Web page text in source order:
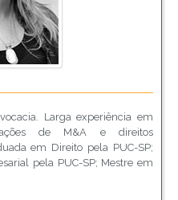
Larga experiência em
de M&A e direitos
em Direito pela PUC-SP;
pela PUC-SP; Mestre em
suas pesquisas na